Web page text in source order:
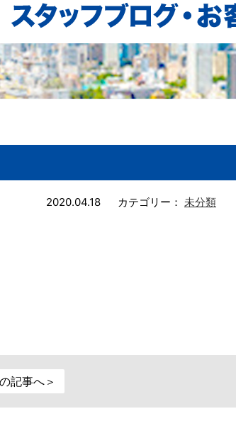
2020.04.18 カテゴリー： 未分類
記事へ＞